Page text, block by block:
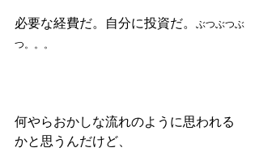
必要な経費だ。自分に投資だ。
ぶつぶつぶ
つ。。。
何やらおかしな流れのように思われる
かと思うんだけど、